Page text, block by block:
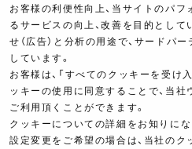
イベント情報
イベントスケジュール
ツーリングブレイクタイム
製品ポスター
お客様の利便性向上、当サイトのパフ
るサービスの向上、改善を目的として
せ（広告）と分析の用途で、サードパ
しています。
お客様は、「すべてのクッキーを受け
ッキーの使用に同意することで、当
ご利用頂くことができます。
クッキーについての詳細をお知りに
設定変更をご希望の場合は、当社のク